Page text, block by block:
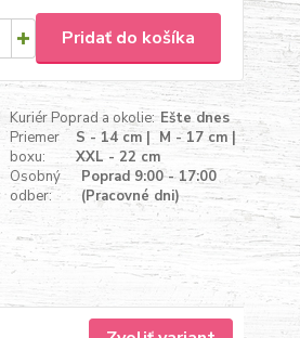
Pridať do košíka
Kuriér Poprad a okolie: Ešte dnes
Priemer
boxu:
S - 14 cm | M - 17 cm |
XXL - 22 cm
Osobný
odber:
Poprad 9:00 - 17:00
(Pracovné dni)